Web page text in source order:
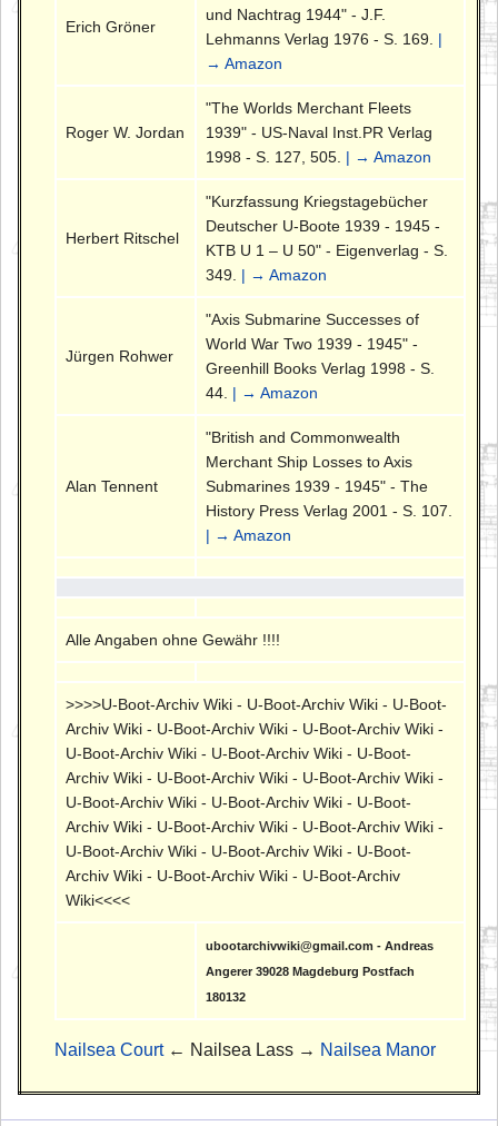
Erich Gröner
und Nachtrag 1944" - J.F.
Lehmanns Verlag 1976 - S. 169. |
→ Amazon
Roger W. Jordan
"The Worlds Merchant Fleets
1939" - US-Naval Inst.PR Verlag
1998 - S. 127, 505. | → Amazon
Herbert Ritschel
"Kurzfassung Kriegstagebücher
Deutscher U-Boote 1939 - 1945 -
KTB U 1 – U 50" - Eigenverlag - S.
349. | → Amazon
Jürgen Rohwer
"Axis Submarine Successes of
World War Two 1939 - 1945" -
Greenhill Books Verlag 1998 - S.
44. | → Amazon
Alan Tennent
"British and Commonwealth
Merchant Ship Losses to Axis
Submarines 1939 - 1945" - The
History Press Verlag 2001 - S. 107.
| → Amazon
Alle Angaben ohne Gewähr !!!!
>>>>U-Boot-Archiv Wiki - U-Boot-Archiv Wiki - U-Boot-
Archiv Wiki - U-Boot-Archiv Wiki - U-Boot-Archiv Wiki -
U-Boot-Archiv Wiki - U-Boot-Archiv Wiki - U-Boot-
Archiv Wiki - U-Boot-Archiv Wiki - U-Boot-Archiv Wiki -
U-Boot-Archiv Wiki - U-Boot-Archiv Wiki - U-Boot-
Archiv Wiki - U-Boot-Archiv Wiki - U-Boot-Archiv Wiki -
U-Boot-Archiv Wiki - U-Boot-Archiv Wiki - U-Boot-
Archiv Wiki - U-Boot-Archiv Wiki - U-Boot-Archiv
Wiki<<<<
ubootarchivwiki@gmail.com - Andreas
Angerer 39028 Magdeburg Postfach
180132
Nailsea Court← Nailsea Lass → Nailsea Manor